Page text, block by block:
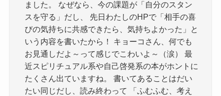
ました。 なぜなら、今の課題が「自分のスタン
スを守る」だし、 先日わたしのHPで「相手の喜
びの気持ちに共感できたら、気持ちよかった」と
いう内容を書いたから！ キョーコさん、何でも
お見通しだよ～って感じでこわいよ～（涙） 最
近スピリチュアル系や自己啓発系の本がホントに
たくさん出ていますね。 書いてあることはだい
たい同じだし、読み終わって 「ふむふむ、考え